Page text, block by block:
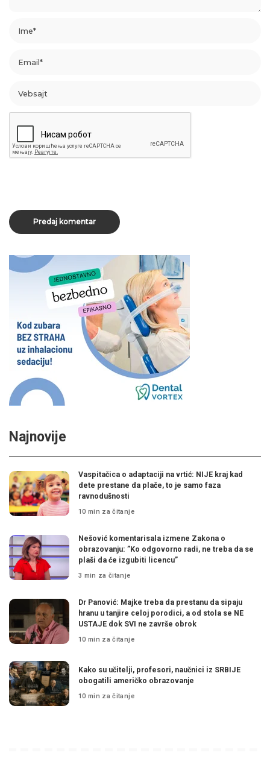
Najnovije
Vaspitačica o adaptaciji na vrtić: NIJE kraj kad
dete prestane da plače, to je samo faza
ravnodušnosti
10 min za čitanje
Nešović komentarisala izmene Zakona o
obrazovanju: ”Ko odgovorno radi, ne treba da se
plaši da će izgubiti licencu”
3 min za čitanje
Dr Panović: Majke treba da prestanu da sipaju
hranu u tanjire celoj porodici, a od stola se NE
USTAJE dok SVI ne završe obrok
10 min za čitanje
Kako su učitelji, profesori, naučnici iz SRBIJE
obogatili američko obrazovanje
10 min za čitanje